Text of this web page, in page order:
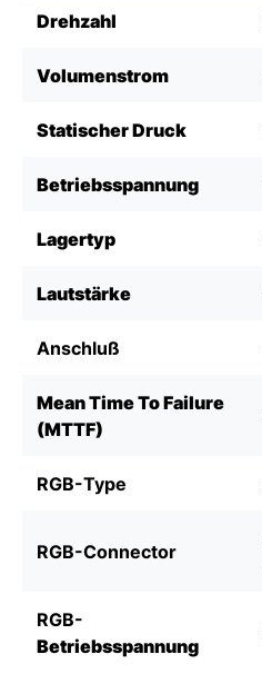
Drehzahl
Volumenstrom
Statischer Druck
Betriebsspannung
Lagertyp
Lautstärke
Anschluß
Mean Time To Failure
(MTTF)
RGB-Type
RGB-Connector
RGB-
Betriebsspannung